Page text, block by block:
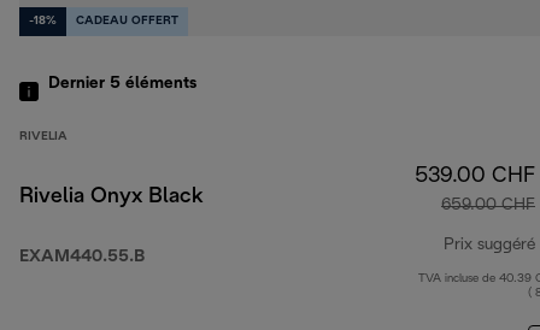
-18% CADEAU OFFERT
Dernier 5 éléments
RIVELIA
Rivelia Onyx Black
EXAM440.55.B
539.00 CHF
659.00 CHF
Prix suggéré
TVA incluse de 40.39
(